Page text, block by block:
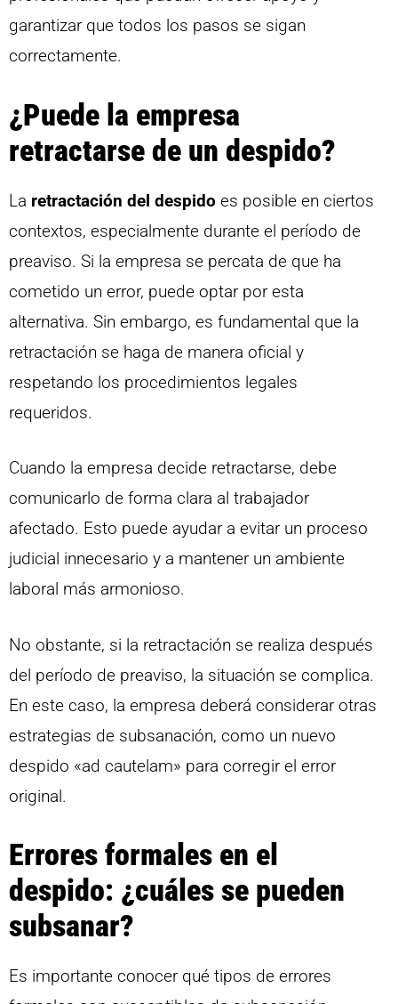
garantizar que todos los pasos se sigan
correctamente.
¿Puede la empresa
retractarse de un despido?
La retractación del despido es posible en ciertos
contextos, especialmente durante el período de
preaviso. Si la empresa se percata de que ha
cometido un error, puede optar por esta
alternativa. Sin embargo, es fundamental que la
retractación se haga de manera oficial y
respetando los procedimientos legales
requeridos.
Cuando la empresa decide retractarse, debe
comunicarlo de forma clara al trabajador
afectado. Esto puede ayudar a evitar un proceso
judicial innecesario y a mantener un ambiente
laboral más armonioso.
No obstante, si la retractación se realiza después
del período de preaviso, la situación se complica.
En este caso, la empresa deberá considerar otras
estrategias de subsanación, como un nuevo
despido «ad cautelam» para corregir el error
original.
Errores formales en el
despido: ¿cuáles se pueden
subsanar?
Es importante conocer qué tipos de errores